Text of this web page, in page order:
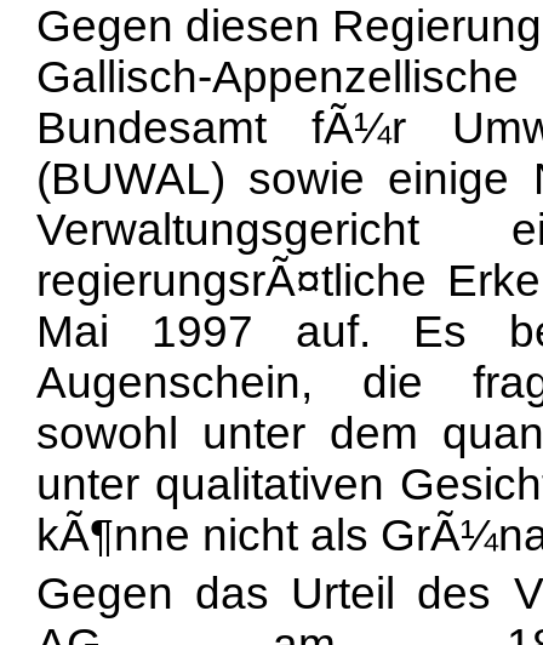
Gegen diesen
Gallisch-
Bundesamt fÃ¼r
(BUWAL) sowie einige
regierungsrÃ¤tliche
Mai 1997 auf. Es
Augenschein, die
sowohl unter dem
unter qualitativen
kÃ¶nne nicht als
Gegen das Urteil des